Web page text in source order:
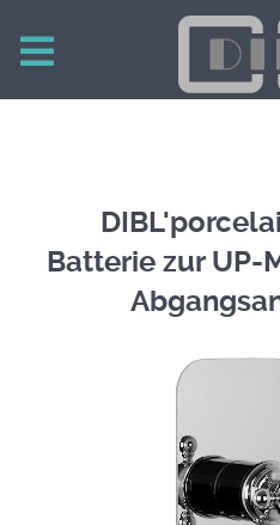
Batterie zur UP-